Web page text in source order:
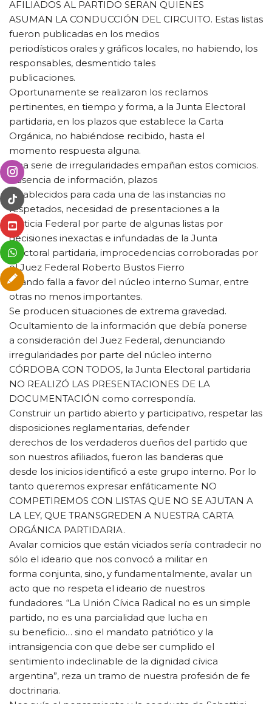
AFILIADOS AL PARTIDO SERAN QUIENES
ASUMAN LA CONDUCCIÓN DEL CIRCUITO. Estas listas
fueron publicadas en los medios
periodísticos orales y gráficos locales, no habiendo, los
responsables, desmentido tales
publicaciones.
Oportunamente se realizaron los reclamos
pertinentes, en tiempo y forma, a la Junta Electoral
partidaria, en los plazos que establece la Carta
Orgánica, no habiéndose recibido, hasta el
momento respuesta alguna.
Una serie de irregularidades empañan estos comicios.
Ausencia de información, plazos
establecidos para cada una de las instancias no
respetados, necesidad de presentaciones a la
Justicia Federal por parte de algunas listas por
decisiones inexactas e infundadas de la Junta
Electoral partidaria, improcedencias corroboradas por
el Juez Federal Roberto Bustos Fierro
cuando falla a favor del núcleo interno Sumar, entre
otras no menos importantes.
Se producen situaciones de extrema gravedad.
Ocultamiento de la información que debía ponerse
a consideración del Juez Federal, denunciando
irregularidades por parte del núcleo interno
CÓRDOBA CON TODOS, la Junta Electoral partidaria
NO REALIZÓ LAS PRESENTACIONES DE LA
DOCUMENTACIÓN como correspondía.
Construir un partido abierto y participativo, respetar las
disposiciones reglamentarias, defender
derechos de los verdaderos dueños del partido que
son nuestros afiliados, fueron las banderas que
desde los inicios identificó a este grupo interno. Por lo
tanto queremos expresar enfáticamente NO
COMPETIREMOS CON LISTAS QUE NO SE AJUTAN A
LA LEY, QUE TRANSGREDEN A NUESTRA CARTA
ORGÁNICA PARTIDARIA.
Avalar comicios que están viciados sería contradecir no
sólo el ideario que nos convocó a militar en
forma conjunta, sino, y fundamentalmente, avalar un
acto que no respeta el ideario de nuestros
fundadores. “La Unión Cívica Radical no es un simple
partido, no es una parcialidad que lucha en
su beneficio… sino el mandato patriótico y la
intransigencia con que debe ser cumplido el
sentimiento indeclinable de la dignidad cívica
argentina”, reza un tramo de nuestra profesión de fe
doctrinaria.